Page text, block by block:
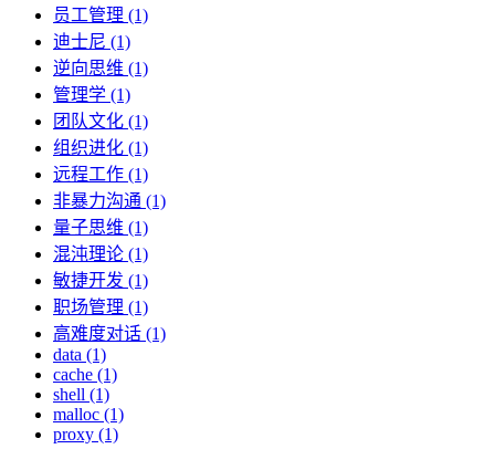
员工管理 (1)
迪士尼 (1)
逆向思维 (1)
管理学 (1)
团队文化 (1)
组织进化 (1)
远程工作 (1)
非暴力沟通 (1)
量子思维 (1)
混沌理论 (1)
敏捷开发 (1)
职场管理 (1)
高难度对话 (1)
data (1)
cache (1)
shell (1)
malloc (1)
proxy (1)